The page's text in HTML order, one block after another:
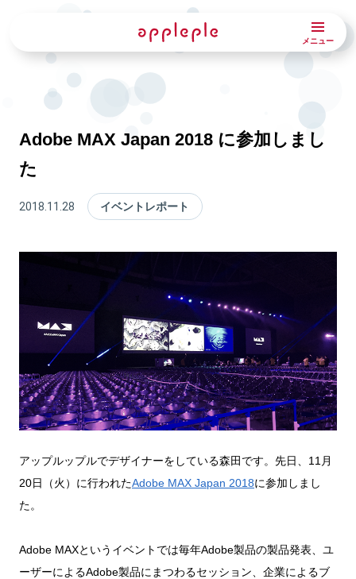
メニュー
Adobe MAX Japan 2018 に参加しまし
た
2018.11.28 イベントレポート
アップルップルでデザイナーをしている森田です。先日、11月
20日（火）に行われたAdobe MAX Japan 2018に参加しまし
た。
Adobe MAXというイベントでは毎年Adobe製品の製品発表、ユ
ーザーによるAdobe製品にまつわるセッション、企業によるブ